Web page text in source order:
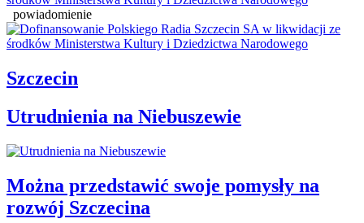
powiadomienie
Szczecin
Utrudnienia na Niebuszewie
Można przedstawić swoje pomysły na
rozwój Szczecina